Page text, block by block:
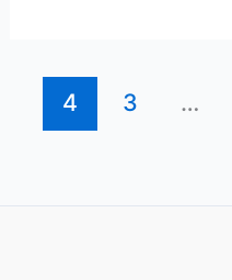
…
3
4